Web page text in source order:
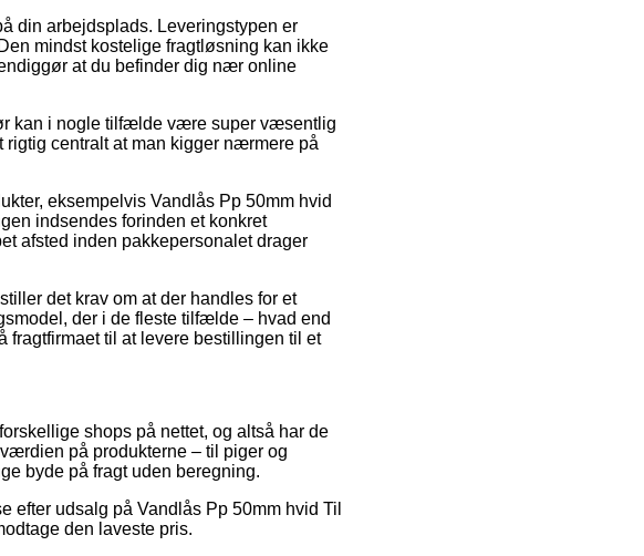
din arbejdsplads. Leveringstypen er
mindst kostelige fragtløsning kan ikke
at du befinder dig nær online
kan i nogle tilfælde være super væsentlig
rigtig centralt at man kigger nærmere på
eksempelvis Vandlås Pp 50mm hvid
indsendes forinden et konkret
afsted inden pakkepersonalet drager
det krav om at der handles for et
der i de fleste tilfælde – hvad end
til at levere bestillingen til et
shops på nettet, og altså har de
på produkterne – til piger og
byde på fragt uden beregning.
efter udsalg på Vandlås Pp 50mm hvid Til
den laveste pris.